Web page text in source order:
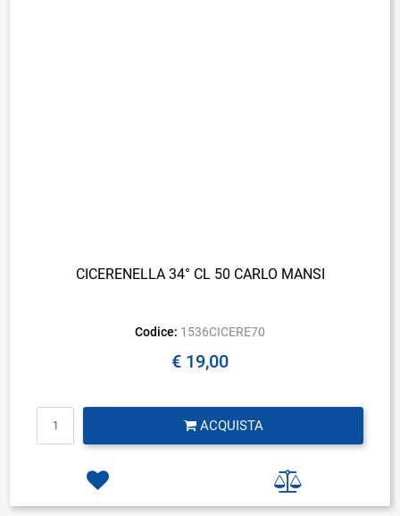
CICERENELLA 34° CL 50 CARLO MANSI
Codice: 1536CICERE70
€ 19,00
ACQUISTA